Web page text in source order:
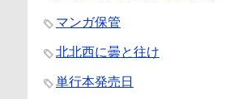
マンガ保管
北北西に曇と往け
単行本発売日